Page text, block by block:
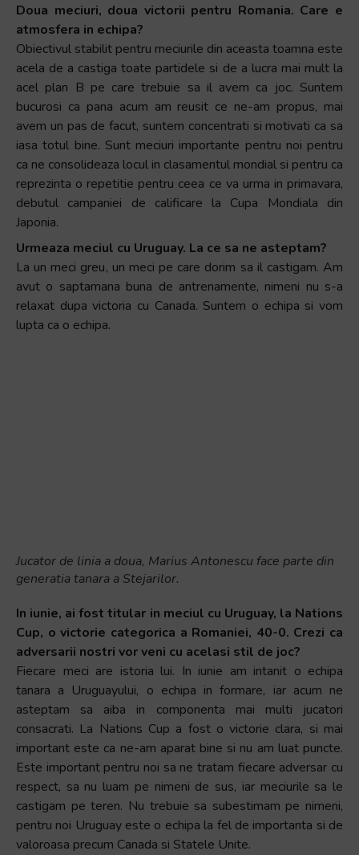
Doua meciuri, doua victorii pentru Romania. Care e
atmosfera in echipa?
Obiectivul stabilit pentru meciurile din aceasta toamna este
acela de a castiga toate partidele si de a lucra mai mult la
acel plan B pe care trebuie sa il avem ca joc. Suntem
bucurosi ca pana acum am reusit ce ne-am propus, mai
avem un pas de facut, suntem concentrati si motivati ca sa
iasa totul bine. Sunt meciuri importante pentru noi pentru
ca ne consolideaza locul in clasamentul mondial si pentru ca
reprezinta o repetitie pentru ceea ce va urma in primavara,
debutul campaniei de calificare la Cupa Mondiala din
Japonia.
Urmeaza meciul cu Uruguay. La ce sa ne asteptam?
La un meci greu, un meci pe care dorim sa il castigam. Am
avut o saptamana buna de antrenamente, nimeni nu s-a
relaxat dupa victoria cu Canada. Suntem o echipa si vom
lupta ca o echipa.
Jucator de linia a doua, Marius Antonescu face parte din
generatia tanara a Stejarilor.
In iunie, ai fost titular in meciul cu Uruguay, la Nations
Cup, o victorie categorica a Romaniei, 40-0. Crezi ca
adversarii nostri vor veni cu acelasi stil de joc?
Fiecare meci are istoria lui. In iunie am intanit o echipa
tanara a Uruguayului, o echipa in formare, iar acum ne
asteptam sa aiba in componenta mai multi jucatori
consacrati. La Nations Cup a fost o victorie clara, si mai
important este ca ne-am aparat bine si nu am luat puncte.
Este important pentru noi sa ne tratam fiecare adversar cu
respect, sa nu luam pe nimeni de sus, iar meciurile sa le
castigam pe teren. Nu trebuie sa subestimam pe nimeni,
pentru noi Uruguay este o echipa la fel de importanta si de
valoroasa precum Canada si Statele Unite.